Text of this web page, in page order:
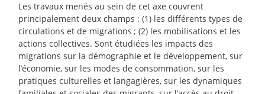
Les travaux menés au sein de cet axe couvrent
principalement deux champs : (1) les différents types de
circulations et de migrations ; (2) les mobilisations et les
actions collectives. Sont étudiées les impacts des
migrations sur la démographie et le développement, sur
l’économie, sur les modes de consommation, sur les
pratiques culturelles et langagières, sur les dynamiques